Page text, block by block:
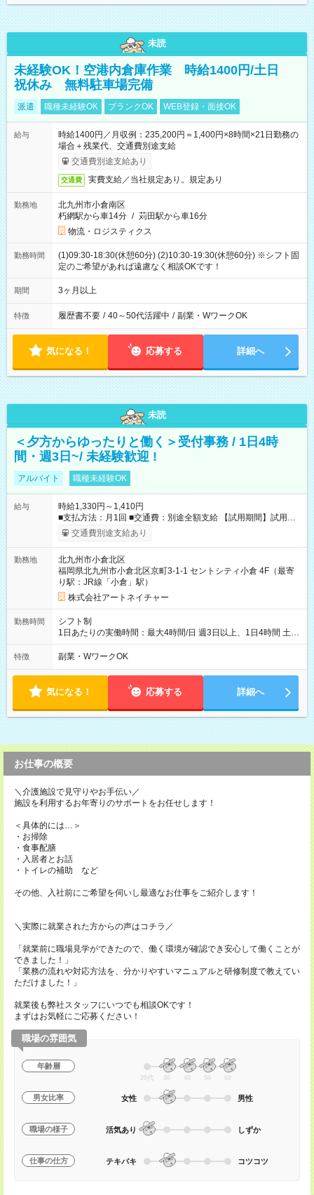
未読
未経験OK！空港内倉庫作業 時給1400円/土日
祝休み 無料駐車場完備
派遣 職種未経験OK ブランクOK WEB登録・面接OK
給与
時給1400円／月収例：235,200円＝1,400円×8時間×21日勤務の
場合＋残業代、交通費別途支給
交通費別途支給あり
交通費 実費支給／当社規定あり。規定あり
勤務地
北九州市小倉南区
朽網駅から車14分 / 苅田駅から車16分
物流・ロジスティクス
勤務時間
(1)09:30-18:30(休憩60分) (2)10:30-19:30(休憩60分) ※シフト固
定のご希望があれば遠慮なく相談OKです！
期間 3ヶ月以上
特徴 履歴書不要 / 40～50代活躍中 / 副業・WワークOK
気になる！ 応募する 詳細へ
未読
＜夕方からゆったりと働く＞受付事務 / 1日4時
間・週3日~/ 未経験歓迎 !
アルバイト 職種未経験OK
給与
時給1,330円～1,410円
■支払方法：月1回 ■交通費：別途全額支給 【試用期間】試用期
間あり 試用期間の長さ：6ヶ月 雇用形態、給与は本採用時と同
じです。
交通費別途支給あり
勤務地
北九州市小倉北区
福岡県北九州市小倉北区京町3-1-1 セントシティ小倉 4F（最寄
り駅：JR線「小倉」駅）
株式会社アートネイチャー
勤務時間
シフト制
1日あたりの実働時間：最大4時間/日 週3日以上、1日4時間 土曜
や日曜のお休みも応相談 16:05～20:05 「昼間のレジの仕事とW
ワークで働きたい」 「夕食後の空いている時間を有効活用した
特徴 副業・WワークOK
気になる！ 応募する 詳細へ
お仕事の概要
＼介護施設で見守りやお手伝い／
施設を利用するお年寄りのサポートをお任せします！
＜具体的には…＞
・お掃除
・食事配膳
・入居者とお話
・トイレの補助 など
その他、入社前にご希望を伺いし最適なお仕事をご紹介します！
＼実際に就業された方からの声はコチラ／
「就業前に職場見学ができたので、働く環境が確認でき安心して働くことが
できました！」
「業務の流れや対応方法を、分かりやすいマニュアルと研修制度で教えてい
ただけました！」
就業後も弊社スタッフにいつでも相談OKです！
まずはお気軽にご応募ください！
職場の雰囲気
年齢層
20代 30 40 50 60
男女比率 女性 男性
職場の様子 活気あり しずか
仕事の仕方 テキパキ コツコツ